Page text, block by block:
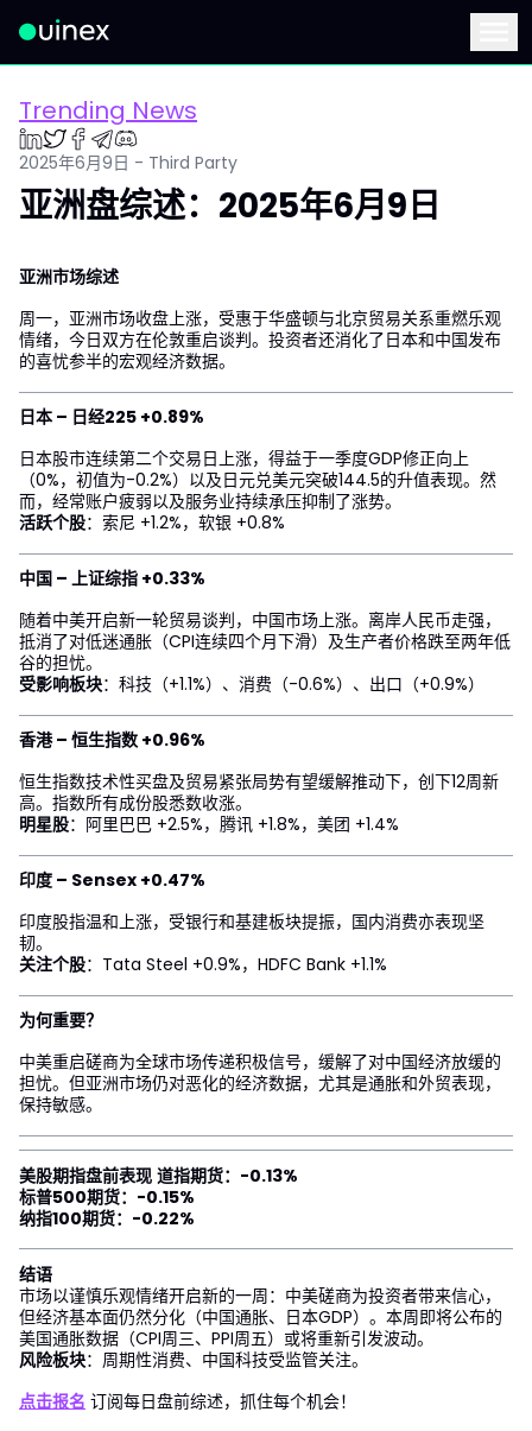
Trending News
2025年6月9日 - Third Party
亚洲盘综述：2025年6月9日
亚洲市场综述
周一，亚洲市场收盘上涨，受惠于华盛顿与北京贸易关系重燃乐观
情绪，今日双方在伦敦重启谈判。投资者还消化了日本和中国发布
的喜忧参半的宏观经济数据。
日本 – 日经225 +0.89%
日本股市连续第二个交易日上涨，得益于一季度GDP修正向上
（0%，初值为-0.2%）以及日元兑美元突破144.5的升值表现。然
而，经常账户疲弱以及服务业持续承压抑制了涨势。
活跃个股：索尼 +1.2%，软银 +0.8%
中国 – 上证综指 +0.33%
随着中美开启新一轮贸易谈判，中国市场上涨。离岸人民币走强，
抵消了对低迷通胀（CPI连续四个月下滑）及生产者价格跌至两年低
谷的担忧。
受影响板块：科技（+1.1%）、消费（-0.6%）、出口（+0.9%）
香港 – 恒生指数 +0.96%
恒生指数技术性买盘及贸易紧张局势有望缓解推动下，创下12周新
高。指数所有成份股悉数收涨。
明星股：阿里巴巴 +2.5%，腾讯 +1.8%，美团 +1.4%
印度 – Sensex +0.47%
印度股指温和上涨，受银行和基建板块提振，国内消费亦表现坚
韧。
关注个股：Tata Steel +0.9%，HDFC Bank +1.1%
为何重要？
中美重启磋商为全球市场传递积极信号，缓解了对中国经济放缓的
担忧。但亚洲市场仍对恶化的经济数据，尤其是通胀和外贸表现，
保持敏感。
美股期指盘前表现 道指期货：-0.13%
标普500期货：-0.15%
纳指100期货：-0.22%
结语
市场以谨慎乐观情绪开启新的一周：中美磋商为投资者带来信心，
但经济基本面仍然分化（中国通胀、日本GDP）。本周即将公布的
美国通胀数据（CPI周三、PPI周五）或将重新引发波动。
风险板块：周期性消费、中国科技受监管关注。
点击报名 订阅每日盘前综述，抓住每个机会！